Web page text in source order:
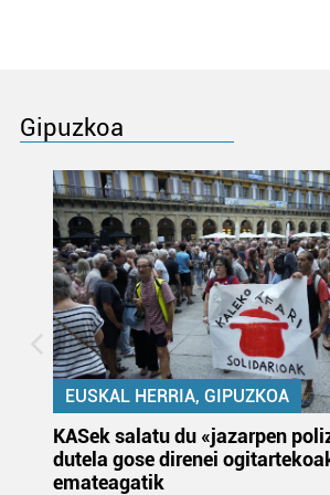
Gipuzkoa
EUSKAL HERRIA, GIPUZKOA
KASek salatu du «jazarpen
dutela gose direnei
emateagatik